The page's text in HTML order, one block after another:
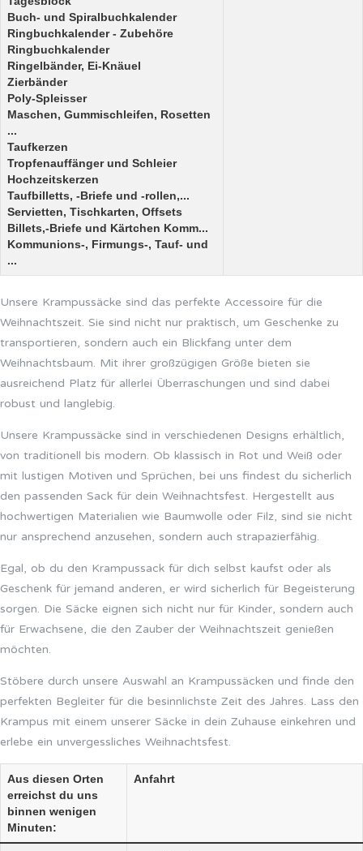
Buch- und Spiralbuchkalender
Ringbuchkalender - Zubehöre
Ringbuchkalender
Ringelbänder, Ei-Knäuel
Zierbänder
Poly-Spleisser
Maschen, Gummischleifen, Rosetten
...
Taufkerzen
Tropfenauffänger und Schleier
Hochzeitskerzen
Taufbilletts, -Briefe und -rollen,...
Servietten, Tischkarten, Offsets
Billets,-Briefe und Kärtchen Komm...
Kommunions-, Firmungs-, Tauf- und
...
Unsere Krampussäcke sind das perfekte Accessoire für die
Weihnachtszeit. Sie sind nicht nur praktisch, um Geschenke zu
transportieren, sondern auch ein Blickfang unter dem
Weihnachtsbaum. Mit ihrer großzügigen Größe bieten sie
ausreichend Platz für allerlei Überraschungen und sind dabei
robust und langlebig.
Unsere Krampussäcke sind in verschiedenen Designs erhältlich,
von traditionell bis modern. Ob klassisch in Rot und Weiß oder
mit lustigen Motiven und Sprüchen, bei uns findest du sicherlich
den passenden Sack für dein Weihnachtsfest. Hergestellt aus
hochwertigen Materialien wie Baumwolle oder Filz, sind sie nicht
nur ansprechend anzusehen, sondern auch strapazierfähig.
Egal, ob du den Krampussack für dich selbst kaufst oder als
Geschenk für jemand anderen, er wird sicherlich für Begeisterung
sorgen. Die Säcke eignen sich nicht nur für Kinder, sondern auch
für Erwachsene, die den Zauber der Weihnachtszeit genießen
möchten.
Stöbere durch unsere Auswahl an Krampussäcken und finde den
perfekten Begleiter für die besinnlichste Zeit des Jahres. Lass den
Krampus mit einem unserer Säcke in dein Zuhause einkehren und
erlebe ein unvergessliches Weihnachtsfest.
Aus diesen Orten
erreichst du uns
binnen wenigen
Minuten:
Anfahrt